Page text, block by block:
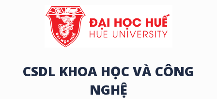
CSDL KHOA HỌC VÀ CÔNG
NGHỆ